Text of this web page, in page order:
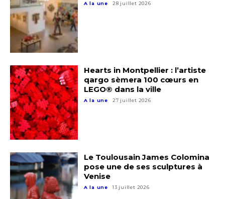
A la une 28 juillet 2026
Hearts in Montpellier : l’artiste
qargo sèmera 100 cœurs en
LEGO® dans la ville
A la une 27 juillet 2026
Le Toulousain James Colomina
pose une de ses sculptures à
Venise
A la une 13 juillet 2026